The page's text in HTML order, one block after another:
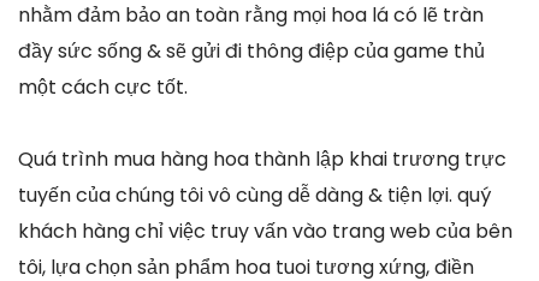
nhằm đảm bảo an toàn rằng mọi hoa lá có lẽ tràn
đầy sức sống & sẽ gửi đi thông điệp của game thủ
một cách cực tốt.
Quá trình mua hàng hoa thành lập khai trương trực
tuyến của chúng tôi vô cùng dễ dàng & tiện lợi. quý
khách hàng chỉ việc truy vấn vào trang web của bên
tôi, lựa chọn sản phẩm hoa tuoi tương xứng, điền